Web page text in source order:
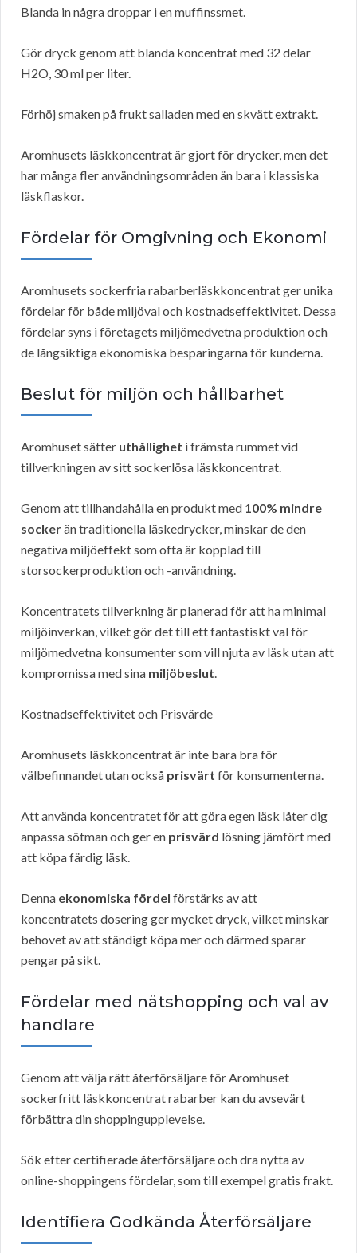
Blanda in några droppar i en muffinssmet.
Gör dryck genom att blanda koncentrat med 32 delar
H2O, 30 ml per liter.
Förhöj smaken på frukt salladen med en skvätt extrakt.
Aromhusets läskkoncentrat är gjort för drycker, men det
har många fler användningsområden än bara i klassiska
läskflaskor.
Fördelar för Omgivning och Ekonomi
Aromhusets sockerfria rabarberläskkoncentrat ger unika
fördelar för både miljöval och kostnadseffektivitet. Dessa
fördelar syns i företagets miljömedvetna produktion och
de långsiktiga ekonomiska besparingarna för kunderna.
Beslut för miljön och hållbarhet
Aromhuset sätter uthållighet i främsta rummet vid
tillverkningen av sitt sockerlösa läskkoncentrat.
Genom att tillhandahålla en produkt med 100% mindre
sockerän traditionella läskedrycker, minskar de den
negativa miljöeffekt som ofta är kopplad till
storsockerproduktion och -användning.
Koncentratets tillverkning är planerad för att ha minimal
miljöinverkan, vilket gör det till ett fantastiskt val för
miljömedvetna konsumenter som vill njuta av läsk utan att
kompromissa med sina miljöbeslut.
Kostnadseffektivitet och Prisvärde
Aromhusets läskkoncentrat är inte bara bra för
välbefinnandet utan också prisvärt för konsumenterna.
Att använda koncentratet för att göra egen läsk låter dig
anpassa sötman och ger en prisvärd lösning jämfört med
att köpa färdig läsk.
Denna ekonomiska fördel förstärks av att
koncentratets dosering ger mycket dryck, vilket minskar
behovet av att ständigt köpa mer och därmed sparar
pengar på sikt.
Fördelar med nätshopping och val av
handlare
Genom att välja rätt återförsäljare för Aromhuset
sockerfritt läskkoncentrat rabarber kan du avsevärt
förbättra din shoppingupplevelse.
Sök efter certifierade återförsäljare och dra nytta av
online-shoppingens fördelar, som till exempel gratis frakt.
Identifiera Godkända Återförsäljare